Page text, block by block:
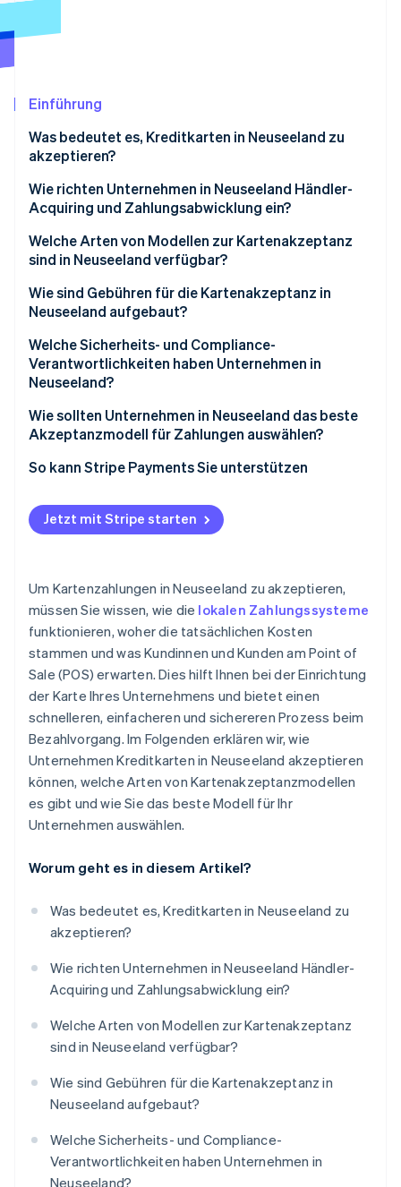
Betrugsprävention
Atlas
Online-Identitätsprüfung
Stripe-Sessions 2026
Erfahren Sie, wie Stripe Lösungen für
Einführung
Was bedeutet es, Kreditkarten in Neuseeland zu
akzeptieren?
Wie richten Unternehmen in Neuseeland Händler-
Acquiring und Zahlungsabwicklung ein?
Ein Händler-Konto über Ihre Bank
Ein Zahlungsdienstleister
Welche Arten von Modellen zur Kartenakzeptanz
sind in Neuseeland verfügbar?
Terminals und EFTPOS
Gateways und Integrationen
Mobile Lesegeräte
Wie sind Gebühren für die Kartenakzeptanz in
Neuseeland aufgebaut?
Wie viel kosten Sie diese Gebühren?
Können Sie einen Aufschlag berechnen?
Welche Sicherheits- und Compliance-
Verantwortlichkeiten haben Unternehmen in
Neuseeland?
Wie sollten Unternehmen in Neuseeland das beste
Akzeptanzmodell für Zahlungen auswählen?
Kredit- und Debitkarten
EFTPOS
Banküberweisungen
So kann Stripe Payments Sie unterstützen
Jetzt mit Stripe starten
Um Kartenzahlungen in Neuseeland zu akzeptieren,
müssen Sie wissen, wie die lokalen Zahlungssysteme
funktionieren, woher die tatsächlichen Kosten
stammen und was Kundinnen und Kunden am Point of
Sale (POS) erwarten. Dies hilft Ihnen bei der Einrichtung
der Karte Ihres Unternehmens und bietet einen
schnelleren, einfacheren und sichereren Prozess beim
Bezahlvorgang. Im Folgenden erklären wir, wie
Unternehmen Kreditkarten in Neuseeland akzeptieren
können, welche Arten von Kartenakzeptanzmodellen
es gibt und wie Sie das beste Modell für Ihr
Unternehmen auswählen.
Worum geht es in diesem Artikel?
Was bedeutet es, Kreditkarten in Neuseeland zu
akzeptieren?
Wie richten Unternehmen in Neuseeland Händler-
Acquiring und Zahlungsabwicklung ein?
Welche Arten von Modellen zur Kartenakzeptanz
sind in Neuseeland verfügbar?
Wie sind Gebühren für die Kartenakzeptanz in
Neuseeland aufgebaut?
Welche Sicherheits- und Compliance-
Verantwortlichkeiten haben Unternehmen in
Neuseeland?